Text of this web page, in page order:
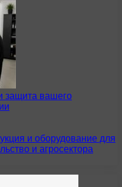
защита вашего
и оборудование для
и агросектора